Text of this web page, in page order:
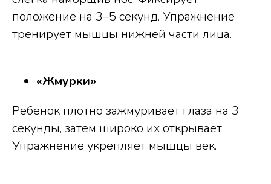
положение на 3–5 секунд. Упражнение
тренирует мышцы нижней части лица.
«Жмурки»
Ребенок плотно зажмуривает глаза на 3
секунды, затем широко их открывает.
Упражнение укрепляет мышцы век.